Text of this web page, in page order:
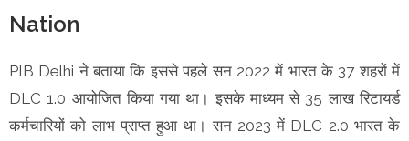
Nation
PIB Delhi ने बताया कि इससे पहले सन 2022 में भारत के 37 शहरों में
DLC 1.0 आयोजित किया गया था। इसके माध्यम से 35 लाख रिटायर्ड
कर्मचारियों को लाभ प्राप्त हुआ था। सन 2023 में DLC 2.0 भारत के